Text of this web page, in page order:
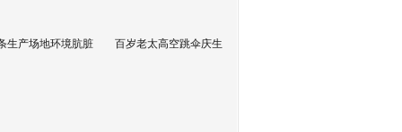
生产场地环境肮脏 百岁老太高空跳伞庆生